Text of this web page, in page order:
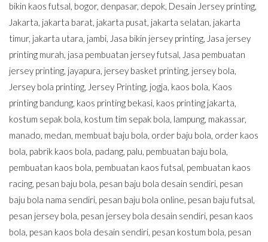
bikin kaos futsal, bogor, denpasar, depok, Desain Jersey printing,
Jakarta, jakarta barat, jakarta pusat, jakarta selatan, jakarta
timur, jakarta utara, jambi, Jasa bikin jersey printing, Jasa jersey
printing murah, jasa pembuatan jersey futsal, Jasa pembuatan
jersey printing, jayapura, jersey basket printing, jersey bola,
Jersey bola printing, Jersey Printing, jogja, kaos bola, Kaos
printing bandung, kaos printing bekasi, kaos printing jakarta,
kostum sepak bola, kostum tim sepak bola, lampung, makassar,
manado, medan, membuat baju bola, order baju bola, order kaos
bola, pabrik kaos bola, padang, palu, pembuatan baju bola,
pembuatan kaos bola, pembuatan kaos futsal, pembuatan kaos
racing, pesan baju bola, pesan baju bola desain sendiri, pesan
baju bola nama sendiri, pesan baju bola online, pesan baju futsal,
pesan jersey bola, pesan jersey bola desain sendiri, pesan kaos
bola, pesan kaos bola desain sendiri, pesan kostum bola, pesan